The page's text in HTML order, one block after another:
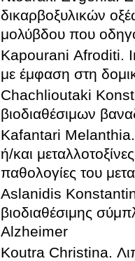
δικαρβοξυλικών
μολύβδου που
Kapourani Afroditi.
με έμφαση στη
Chachlioutaki
βιοδιαθέσιμων
Kafantari Melanthia.
ή/και
παθολογίες του
Aslanidis
βιοδιαθέσιμης
Alzheimer
Koutra Christina.